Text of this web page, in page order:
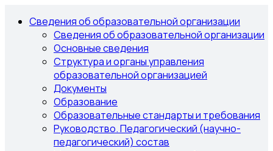
Сведения об образовательной организации
Сведения об образовательной организации
Основные сведения
Структура и органы управления
образовательной организацией
Документы
Образование
Образовательные стандарты и требования
Руководство. Педагогический (научно-
педагогический) состав